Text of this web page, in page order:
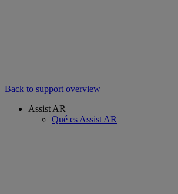
Back to support overview
Assist AR
Qué es Assist AR